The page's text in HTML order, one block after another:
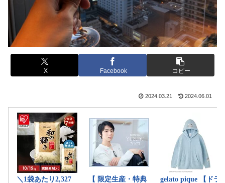
X Facebook コピー
2024.03.21 2024.06.01